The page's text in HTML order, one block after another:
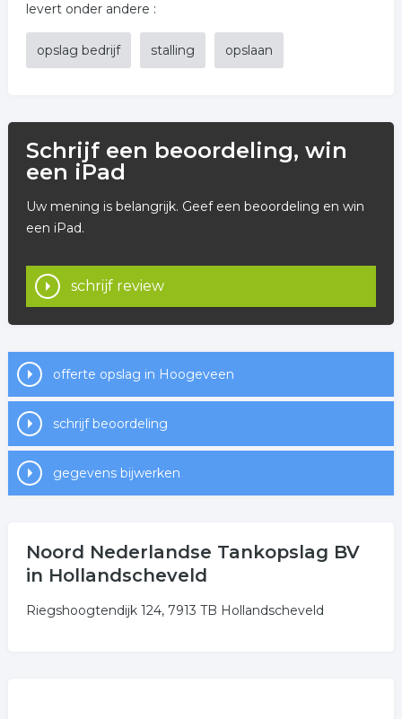
levert onder andere :
opslag bedrijf stalling opslaan
Schrijf een beoordeling, win
een iPad
Uw mening is belangrijk. Geef een beoordeling en win
een iPad.
schrijf review
offerte opslag in Hoogeveen
schrijf beoordeling
gegevens bijwerken
Noord Nederlandse Tankopslag BV
in Hollandscheveld
Riegshoogtendijk 124, 7913 TB Hollandscheveld